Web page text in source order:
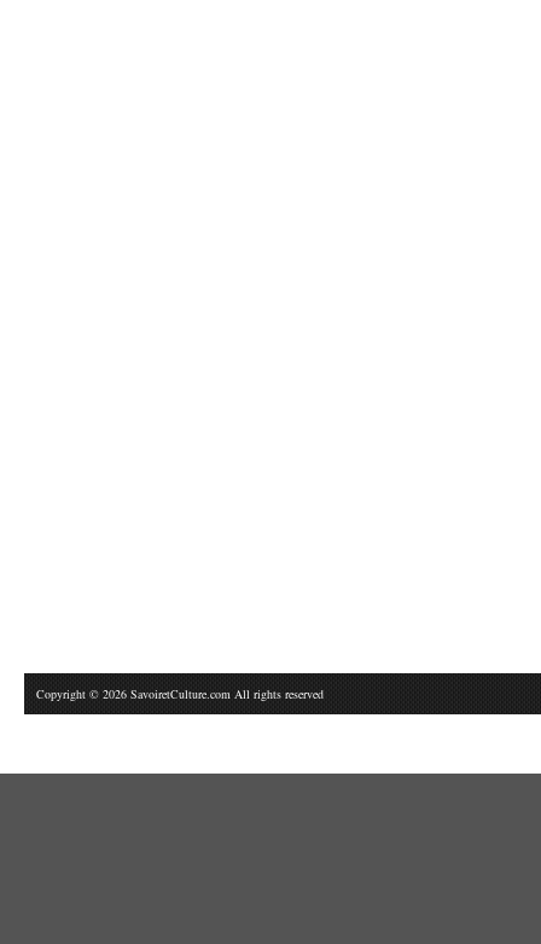
Copyright © 2026 SavoiretCulture.com All rights reserved